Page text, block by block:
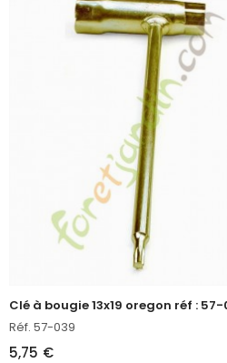
Réf. 57-039
5,75 €